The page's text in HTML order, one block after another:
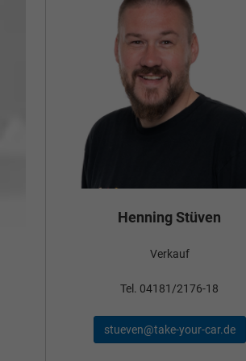
Henning Stüven
Verkauf
Tel. 04181/2176-18
stueven@take-your-car.de